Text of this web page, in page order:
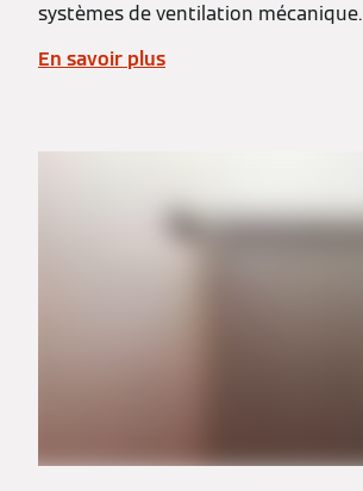
systèmes de ventilation mécanique.
En savoir plus